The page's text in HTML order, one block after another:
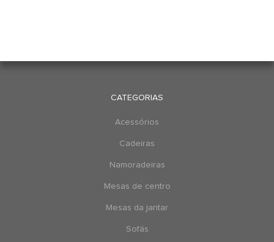
CATEGORIAS
Acessórios
Cadeiras
Namoradeiras
Mesas de centro
Mesas da jantar
Sofás